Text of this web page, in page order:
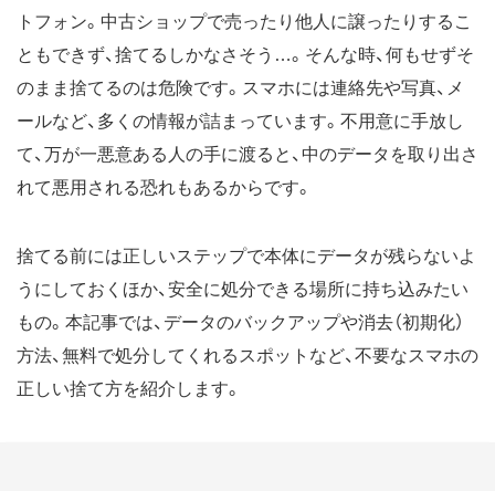
トフォン。中古ショップで売ったり他人に譲ったりするこ
ともできず、捨てるしかなさそう…。そんな時、何もせずそ
のまま捨てるのは危険です。スマホには連絡先や写真、メ
ールなど、多くの情報が詰まっています。不用意に手放し
て、万が一悪意ある人の手に渡ると、中のデータを取り出さ
れて悪用される恐れもあるからです。
捨てる前には正しいステップで本体にデータが残らないよ
うにしておくほか、安全に処分できる場所に持ち込みたい
もの。本記事では、データのバックアップや消去（初期化）
方法、無料で処分してくれるスポットなど、不要なスマホの
正しい捨て方を紹介します。